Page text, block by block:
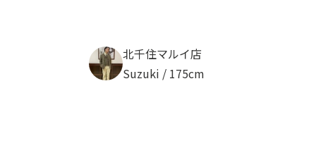
北千住マルイ店
Suzuki / 175cm